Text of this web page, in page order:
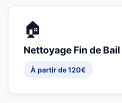
🏠
Nettoyage Fin de Bail
À partir de 120€